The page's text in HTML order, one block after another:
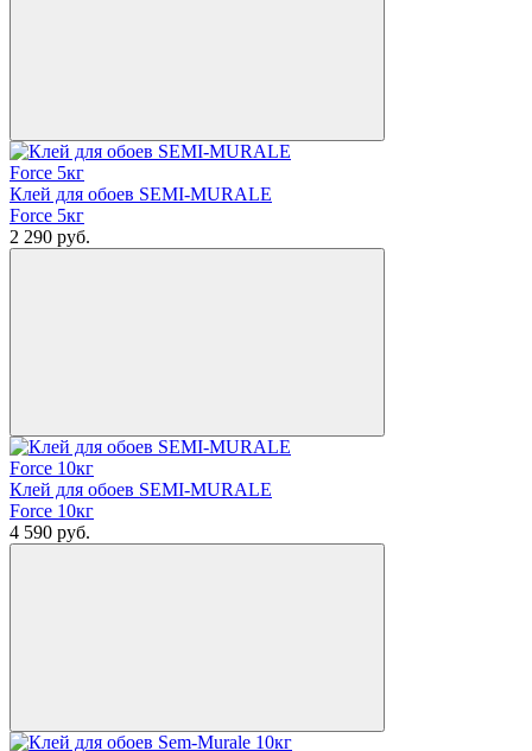
Клей для обоев SEMI-MURALE
Force 5кг
2 290 руб.
Клей для обоев SEMI-MURALE
Force 10кг
4 590 руб.